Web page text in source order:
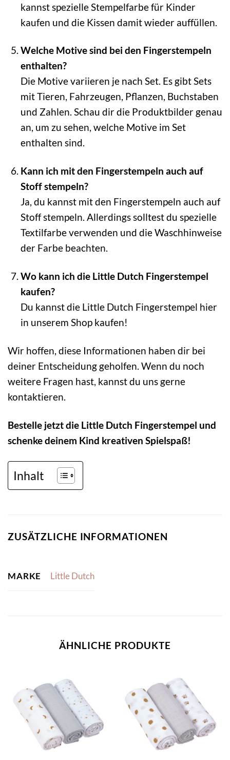
kannst spezielle Stempelfarbe für Kinder
kaufen und die Kissen damit wieder auffüllen.
Welche Motive sind bei den Fingerstempeln
enthalten?
Die Motive variieren je nach Set. Es gibt Sets
mit Tieren, Fahrzeugen, Pflanzen, Buchstaben
und Zahlen. Schau dir die Produktbilder genau
an, um zu sehen, welche Motive im Set
enthalten sind.
Kann ich mit den Fingerstempeln auch auf
Stoff stempeln?
Ja, du kannst mit den Fingerstempeln auch auf
Stoff stempeln. Allerdings solltest du spezielle
Textilfarbe verwenden und die Waschhinweise
der Farbe beachten.
Wo kann ich die Little Dutch Fingerstempel
kaufen?
Du kannst die Little Dutch Fingerstempel hier
in unserem Shop kaufen!
Wir hoffen, diese Informationen haben dir bei
deiner Entscheidung geholfen. Wenn du noch
weitere Fragen hast, kannst du uns gerne
kontaktieren.
Bestelle jetzt die Little Dutch Fingerstempel und
schenke deinem Kind kreativen Spielspaß!
Inhalt
ZUSÄTZLICHE INFORMATIONEN
MARKE Little Dutch
ÄHNLICHE PRODUKTE